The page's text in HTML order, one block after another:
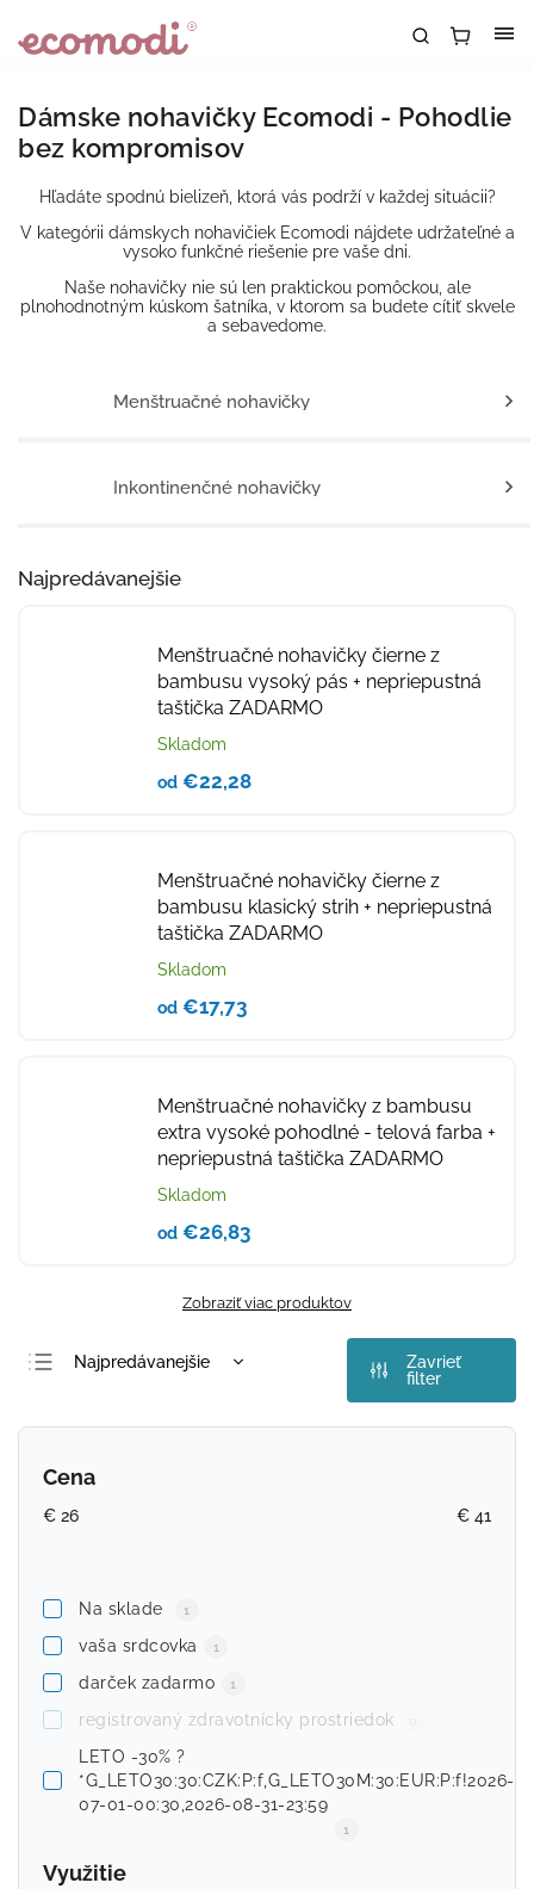
Dámske nohavičky Ecomodi - Pohodlie
bez kompromisov
Hľadáte spodnú bielizeň, ktorá vás podrží v každej situácii?
V kategórii dámskych nohavičiek Ecomodi nájdete udržateľné a
vysoko funkčné riešenie pre vaše dni.
Naše nohavičky nie sú len praktickou pomôckou, ale
plnohodnotným kúskom šatníka, v ktorom sa budete cítiť skvele
a sebavedome.
Menštruačné nohavičky
Inkontinenčné nohavičky
Najpredávanejšie
Menštruačné nohavičky čierne z
bambusu vysoký pás + nepriepustná
taštička ZADARMO
Skladom
od €22,28
Menštruačné nohavičky čierne z
bambusu klasický strih + nepriepustná
taštička ZADARMO
Skladom
od €17,73
Menštruačné nohavičky z bambusu
extra vysoké pohodlné - telová farba +
nepriepustná taštička ZADARMO
Skladom
od €26,83
Zobraziť viac produktov
Najpredávanejšie
Abecedne
Zavrieť
filter
Cena
€ 26 € 41
Na sklade 1
vaša srdcovka 1
darček zadarmo 1
registrovaný zdravotnícky prostriedok
LETO -30% ?
*G_LETO30:30:CZK:P:f,G_LETO30M:30:EUR:P:f!2026-
07-01-00:30,2026-08-31-23:59
1
Využitie